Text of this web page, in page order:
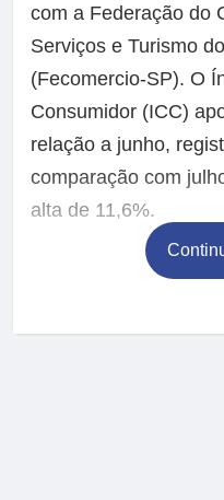
com a Federação do
Serviços e Turismo
(Fecomercio-SP). O
Consumidor (ICC)
relação a junho,
comparação com
alta de 11,6%.